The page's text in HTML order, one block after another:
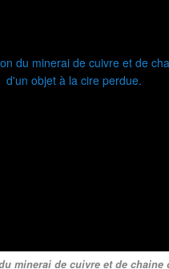
minerai de cuivre et de